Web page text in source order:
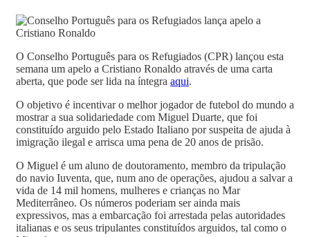
O Conselho Português para os Refugiados (CPR) lançou esta
semana um apelo a Cristiano Ronaldo através de uma carta
aberta, que pode ser lida na íntegra aqui.
O objetivo é incentivar o melhor jogador de futebol do mundo a
mostrar a sua solidariedade com Miguel Duarte, que foi
constituído arguido pelo Estado Italiano por suspeita de ajuda à
imigração ilegal e arrisca uma pena de 20 anos de prisão.
O Miguel é um aluno de doutoramento, membro da tripulação
do navio Iuventa, que, num ano de operações, ajudou a salvar a
vida de 14 mil homens, mulheres e crianças no Mar
Mediterrâneo. Os números poderiam ser ainda mais
expressivos, mas a embarcação foi arrestada pelas autoridades
italianas e os seus tripulantes constituídos arguidos, tal como o